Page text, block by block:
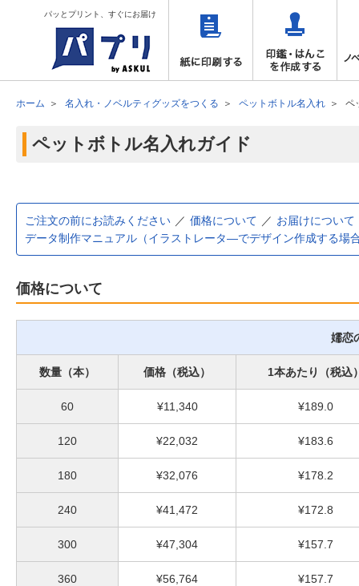
パッとプリント、すぐにお届け
ホーム 名入れ・ノベルティグッズをつくる ペットボトル名入れ ペ
ペットボトル名入れガイド
ご注文の前にお読みください 価格について
お届けについて
データ制作マニュアル（イラストレータ―でデザイン作成する場
価格について
嬬恋
数量（本） 価格（税込） 1本あたり（税込
60 ¥11,340 ¥189.0
120 ¥22,032 ¥183.6
180 ¥32,076 ¥178.2
240 ¥41,472 ¥172.8
300 ¥47,304 ¥157.7
360 ¥56,764 ¥157.7